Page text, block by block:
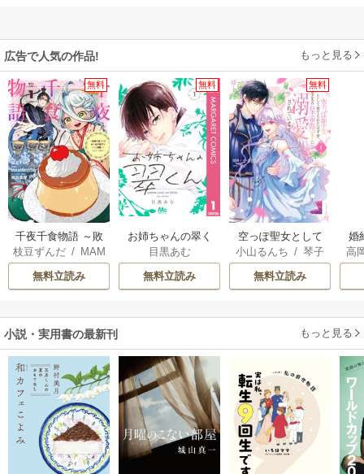
広告で人気の作品! もっと見る
無料
千夜千食物語 ～敗
国の姫ですが氷の
皇子殿下がどうも
溺愛してくれてい
枝豆ずんだ/ MAM
AKOTO
/ 鴉羽凛燈
無料立読み
無料
お姉ちゃんの翠く
ん
目黒あむ
無料立読み
無料
空っぽ聖女として
捨てられたはず
が、嫁ぎ先の皇帝
陛下に溺愛されて
小山るんち /琴子
無料立読み
婚
っ
高
小説・実用書の最新刊 もっと見る